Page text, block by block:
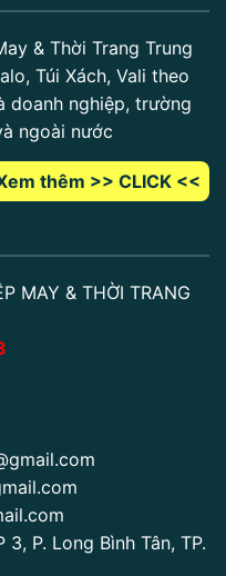
& Thời Trang Trung
Túi Xách, Vali theo
doanh nghiệp, trường
ngoài nước
thêm >> CLICK <<
MAY & THỜI TRANG
P. Long Bình Tân, TP.